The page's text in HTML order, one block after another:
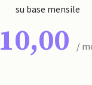
su base mensile
10,00 /